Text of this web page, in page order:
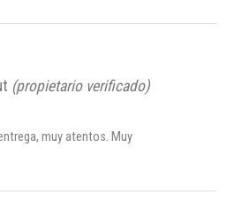
(propietario verificado)
muy atentos. Muy